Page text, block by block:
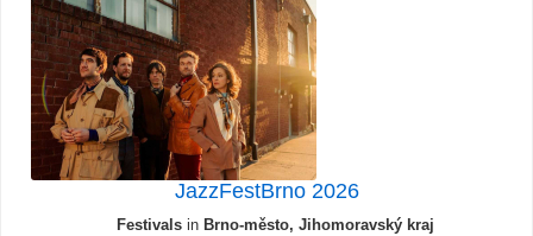
JazzFestBrno 2026
Festivals in Brno-město, Jihomoravský kraj